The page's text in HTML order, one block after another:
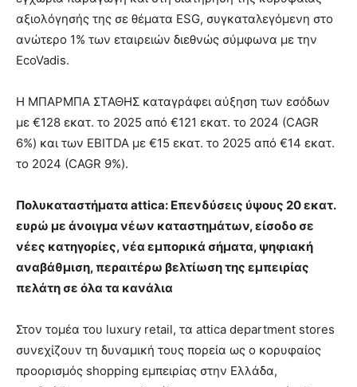
αξιολόγησής της σε θέματα ESG, συγκαταλεγόμενη στο
ανώτερο 1% των εταιρειών διεθνώς σύμφωνα με την
EcoVadis.
Η ΜΠΑΡΜΠΑ ΣΤΑΘΗΣ καταγράφει αύξηση των εσόδων
με €128 εκατ. το 2025 από €121 εκατ. το 2024 (CAGR
6%) και των EBITDA με €15 εκατ. το 2025 από €14 εκατ.
το 2024 (CAGR 9%).
Πολυκαταστήματα attica: Επενδύσεις ύψους 20 εκατ.
ευρώ με άνοιγμα νέων καταστημάτων, είσοδο σε
νέες κατηγορίες, νέα εμπορικά σήματα, ψηφιακή
αναβάθμιση, περαιτέρω βελτίωση της εμπειρίας
πελάτη σε όλα τα κανάλια
Στον τομέα του luxury retail, τα attica department stores
συνεχίζουν τη δυναμική τους πορεία ως ο κορυφαίος
προορισμός shopping εμπειρίας στην Ελλάδα,